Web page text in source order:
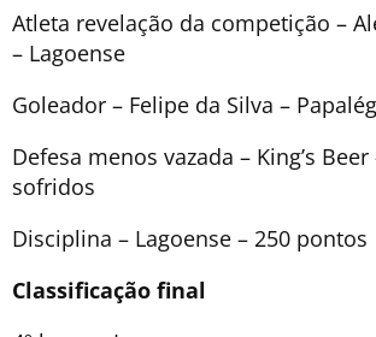
Atleta revelação da competição –
– Lagoense
Goleador – Felipe da Silva –
Defesa menos vazada – King’s
sofridos
Disciplina – Lagoense – 250 pontos
Classificação final